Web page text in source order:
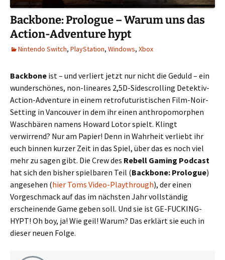
Backbone: Prologue – Warum uns das
Action-Adventure hypt
Nintendo Switch, PlayStation, Windows, Xbox
Backbone ist – und verliert jetzt nur nicht die Geduld – ein
wunderschönes, non-lineares 2,5D-Sidescrolling Detektiv-
Action-Adventure in einem retrofuturistischen Film-Noir-
Setting in Vancouver in dem ihr einen anthropomorphen
Waschbären namens Howard Lotor spielt. Klingt
verwirrend? Nur am Papier! Denn in Wahrheit verliebt ihr
euch binnen kurzer Zeit in das Spiel, über das es noch viel
mehr zu sagen gibt. Die Crew des Rebell Gaming Podcast
hat sich den bisher spielbaren Teil (Backbone: Prologue)
angesehen (hier Toms Video-Playthrough), der einen
Vorgeschmack auf das im nächsten Jahr vollständig
erscheinende Game geben soll. Und sie ist GE-FUCKING-
HYPT! Oh boy, ja! Wie geil! Warum? Das erklärt sie euch in
dieser neuen Folge.